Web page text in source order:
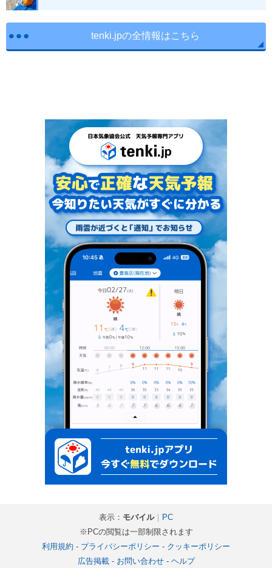
tenki.jpの全情報はこちら
表示： モバイル｜ PC
※PCの閲覧は一部制限されます
利用規約 - プライバシーポリシー - クッキーポリシー
広告掲載- お問い合わせ- ヘルプ